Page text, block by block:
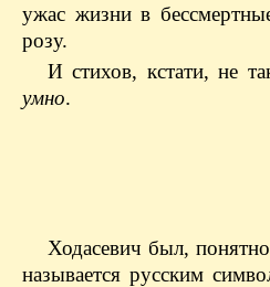
ужас жизни в
розу.
И стихов, кстати, не
умно.
Ходасевич был,
называется русским